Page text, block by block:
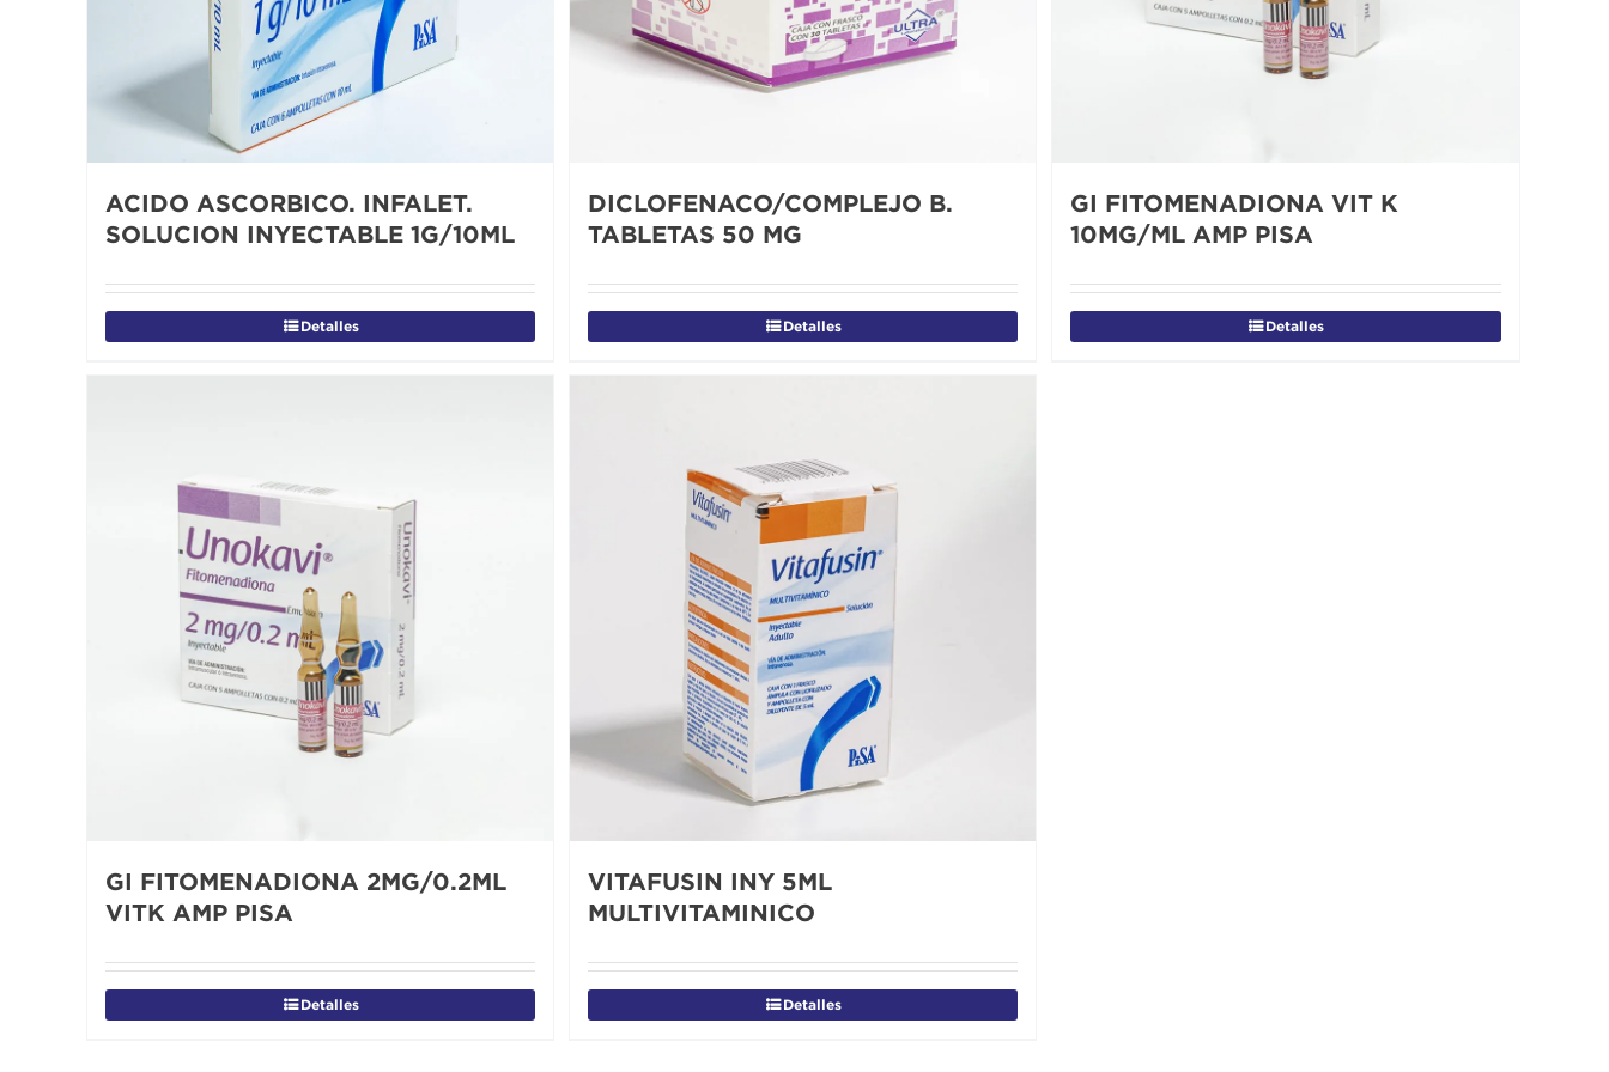
ACIDO ASCORBICO. INFALET.
SOLUCION INYECTABLE 1G/10ML
Detalles
DICLOFENACO/COMPLEJO B.
TABLETAS 50 MG
Detalles
GI FITOMENADIONA VIT K
10MG/ML AMP PISA
Detalles
GI FITOMENADIONA 2MG/0.2ML
VITK AMP PISA
Detalles
VITAFUSIN INY 5ML
MULTIVITAMINICO
Detalles